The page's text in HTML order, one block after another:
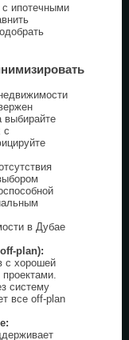
с ипотечными
выбирайте
с
в Дубае
plan):
с хорошей
систему
все off-plan